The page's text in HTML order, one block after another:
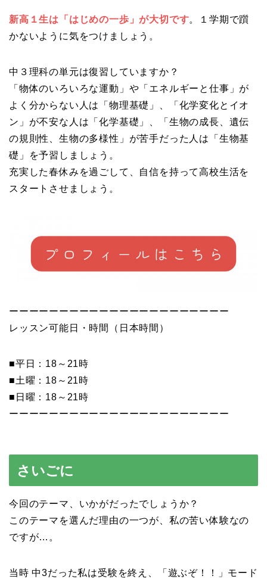
新高１生は「はじめの一歩」が大切です。１学期で躓
かないように気をつけましょう。
中３理科の単元は復習していますか？
「物体のいろいろな運動」や「エネルギーと仕事」 が
よく分からない人は「物理基礎」、「化学変化とイオ
ン」 が不安な人は「化学基礎」、「生物の成長、遺伝
の規則性、 生物の多様性」が苦手だった人は「生物基
礎」を予習しましょう。
充実した春休みを過ごして、 自信を持って高校生活を
スタートさせましょう。
ーーーーーーーーーーーーーーーーーーーーーー
レッスン可能日・時間（日本時間）
■平日：18～21時
■土曜：18～21時
■日曜：18～21時
ーーーーーーーーーーーーーーーーーーーーーー
さいごに
今回のテーマ、いかがだったでしょうか？
このテーマを選んだ理由の一つが、私の苦い体験なの
ですが…。
当時 中3だった私は受験を終え、「遊ぶぞ！！」モード